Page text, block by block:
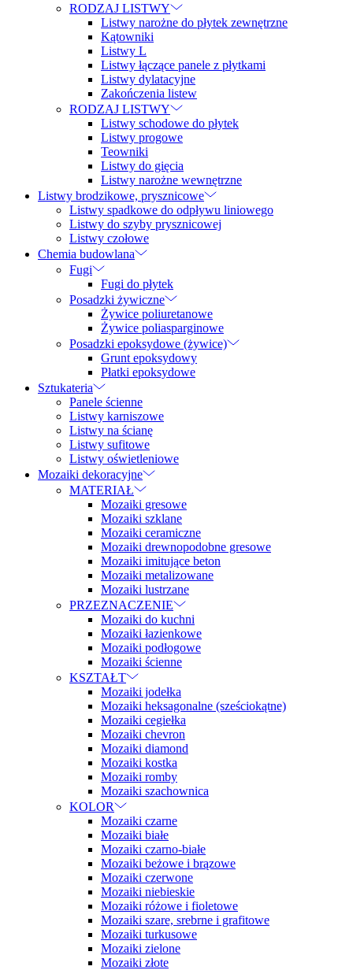
RODZAJ LISTWY
Listwy narożne do płytek zewnętrzne
Kątowniki
Listwy L
Listwy łączące panele z płytkami
Listwy dylatacyjne
Zakończenia listew
RODZAJ LISTWY
Listwy schodowe do płytek
Listwy progowe
Teowniki
Listwy do gięcia
Listwy narożne wewnętrzne
Listwy brodzikowe, prysznicowe
Listwy spadkowe do odpływu liniowego
Listwy do szyby prysznicowej
Listwy czołowe
Chemia budowlana
Fugi
Fugi do płytek
Posadzki żywiczne
Żywice poliuretanowe
Żywice poliasparginowe
Posadzki epoksydowe (żywice)
Grunt epoksydowy
Płatki epoksydowe
Sztukateria
Panele ścienne
Listwy karniszowe
Listwy na ścianę
Listwy sufitowe
Listwy oświetleniowe
Mozaiki dekoracyjne
MATERIAŁ
Mozaiki gresowe
Mozaiki szklane
Mozaiki ceramiczne
Mozaiki drewnopodobne gresowe
Mozaiki imitujące beton
Mozaiki metalizowane
Mozaiki lustrzane
PRZEZNACZENIE
Mozaiki do kuchni
Mozaiki łazienkowe
Mozaiki podłogowe
Mozaiki ścienne
KSZTAŁT
Mozaiki jodełka
Mozaiki heksagonalne (sześciokątne)
Mozaiki cegiełka
Mozaiki chevron
Mozaiki diamond
Mozaiki kostka
Mozaiki romby
Mozaiki szachownica
KOLOR
Mozaiki czarne
Mozaiki białe
Mozaiki czarno-białe
Mozaiki beżowe i brązowe
Mozaiki czerwone
Mozaiki niebieskie
Mozaiki różowe i fioletowe
Mozaiki szare, srebrne i grafitowe
Mozaiki turkusowe
Mozaiki zielone
Mozaiki złote